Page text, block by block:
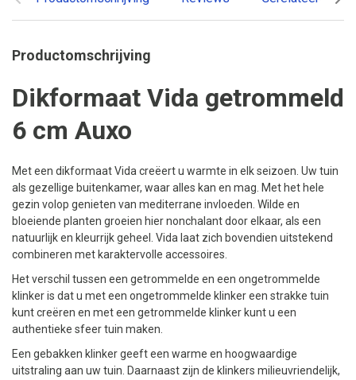
Productomschrijving
Dikformaat Vida getrommeld
6 cm Auxo
Met een dikformaat Vida creëert u warmte in elk seizoen. Uw tuin
als gezellige buitenkamer, waar alles kan en mag. Met het hele
gezin volop genieten van mediterrane invloeden. Wilde en
bloeiende planten groeien hier nonchalant door elkaar, als een
natuurlijk en kleurrijk geheel. Vida laat zich bovendien uitstekend
combineren met karaktervolle accessoires.
Het verschil tussen een getrommelde en een ongetrommelde
klinker is dat u met een ongetrommelde klinker een strakke tuin
kunt creëren en met een getrommelde klinker kunt u een
authentieke sfeer tuin maken.
Een gebakken klinker geeft een warme en hoogwaardige
uitstraling aan uw tuin. Daarnaast zijn de klinkers milieuvriendelijk,